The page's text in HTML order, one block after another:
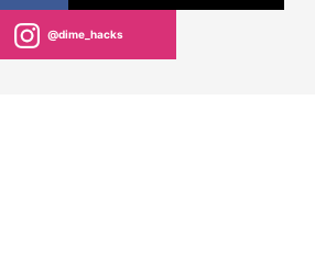
@dime_hacks